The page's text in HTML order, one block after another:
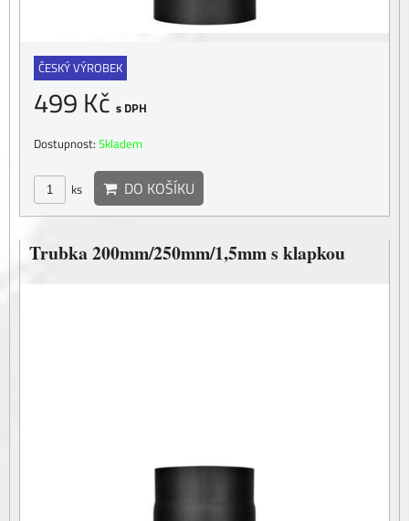
ČESKÝ VÝROBEK
499 Kč s DPH
Dostupnost: Skladem
ks DO KOŠÍKU
Trubka 200mm/250mm/1,5mm s klapkou